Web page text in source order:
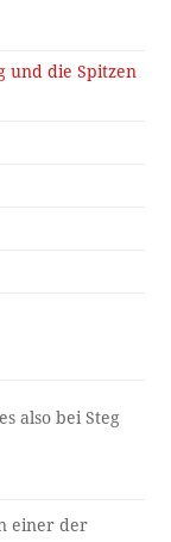
und die Spitzen
also bei Steg
einer der